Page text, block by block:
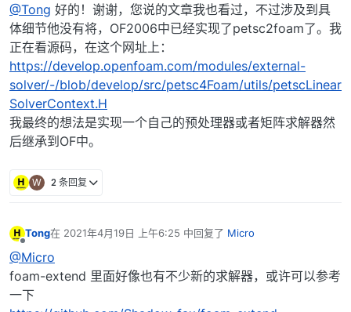
@Tong 好的！谢谢，您说的文章我也看过，不过涉及到具
体细节他没有将，OF2006中已经实现了petsc2foam了。我
正在看源码，在这个网址上：
https://develop.openfoam.com/modules/external-
solver/-/blob/develop/src/petsc4Foam/utils/petscLinear
SolverContext.H
我最终的想法是实现一个自己的预处理器或者矩阵求解器然
后继承到OF中。
W 2 条回复
Tong在 2021年4月19日 上午6:25 中回复了 Micro
最后由 编辑
@Micro
foam-extend 里面好像也有不少新的求解器，或许可以参考
一下